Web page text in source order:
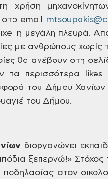
χρήση
email mtsoupakis@
η μεγάλη πλευρά.
με ανθρώπους χωρίς
θα ανέβουν στη
τα περισσότερα likes
του Δήμου Χανίων
του Δήμου.
διοργανώνει
ξεπερνώ!» Στόχος
ποδηλασίας στον